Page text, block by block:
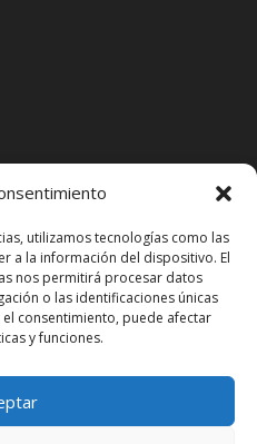
utilizamos tecnologías como las
a la información del dispositivo. El
nos permitirá procesar datos
o las identificaciones únicas
consentimiento, puede afectar
y funciones.